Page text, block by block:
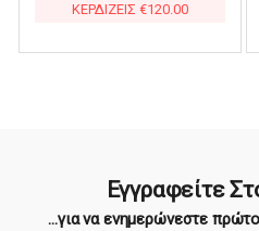
€29.90.
ΚΕΡΔΙΖΕΙΣ €120.00
Εγγραφείτε
...για να ενημερώνεστε